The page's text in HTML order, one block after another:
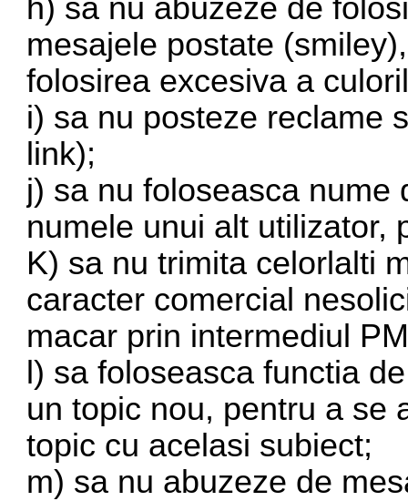
h) sa nu abuzeze de
mesajele postate
folosirea excesiva a
i) sa nu posteze reclame
link);
j) sa nu foloseasca nume
numele unui alt utilizator,
K) sa nu trimita celorlalti
caracter comercial
macar prin intermediul
l) sa foloseasca functia
un topic nou, pentru a se
topic cu acelasi subiect;
m) sa nu abuzeze de